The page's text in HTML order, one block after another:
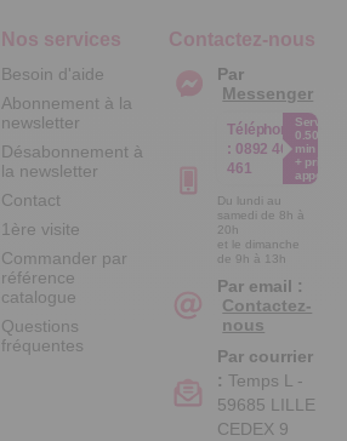
Nos services
Besoin d'aide
Abonnement à la
newsletter
Désabonnement à
la newsletter
Contact
1ère visite
Commander par
référence
catalogue
Questions
fréquentes
Contactez-nous
Par
Messenger
Téléphone
: 0892 461
461
Service
0.50€ /
min
+ prix
appel
Du lundi au
samedi de 8h à
20h
et le dimanche
de 9h à 13h
Par email :
Contactez-
nous
Par courrier
: Temps L -
59685 LILLE
CEDEX 9